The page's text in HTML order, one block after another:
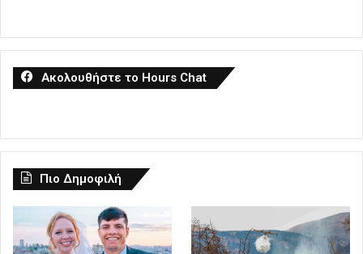
Ακολουθήστε το Hours Chat
Πιο Δημοφιλή